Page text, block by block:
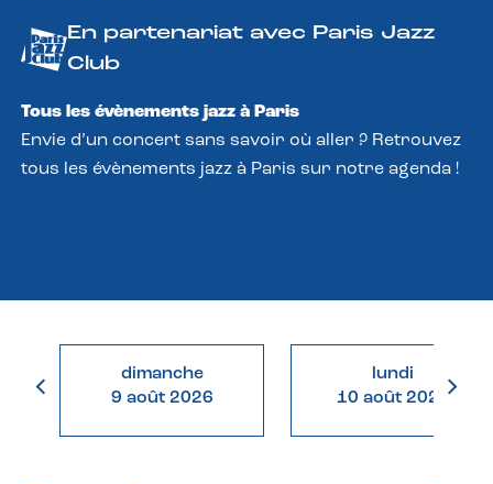
En partenariat avec Paris Jazz
Club
Tous les évènements jazz à Paris
Envie d’un concert sans savoir où aller ? Retrouvez
tous les évènements jazz à Paris sur notre agenda !
dimanche
9 août 2026
lundi
10 août 2026